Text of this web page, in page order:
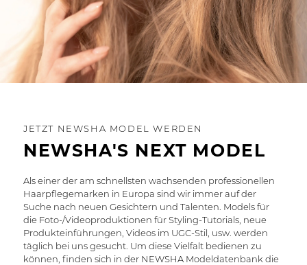
JETZT NEWSHA MODEL WERDEN
NEWSHA'S NEXT MODEL
Als einer der am schnellsten wachsenden professionellen
Haarpflegemarken in Europa sind wir immer auf der
Suche nach neuen Gesichtern und Talenten. Models für
die Foto-/Videoproduktionen für Styling-Tutorials, neue
Produkteinführungen, Videos im UGC-Stil, usw. werden
täglich bei uns gesucht. Um diese Vielfalt bedienen zu
können, finden sich in der NEWSHA Modeldatenbank die